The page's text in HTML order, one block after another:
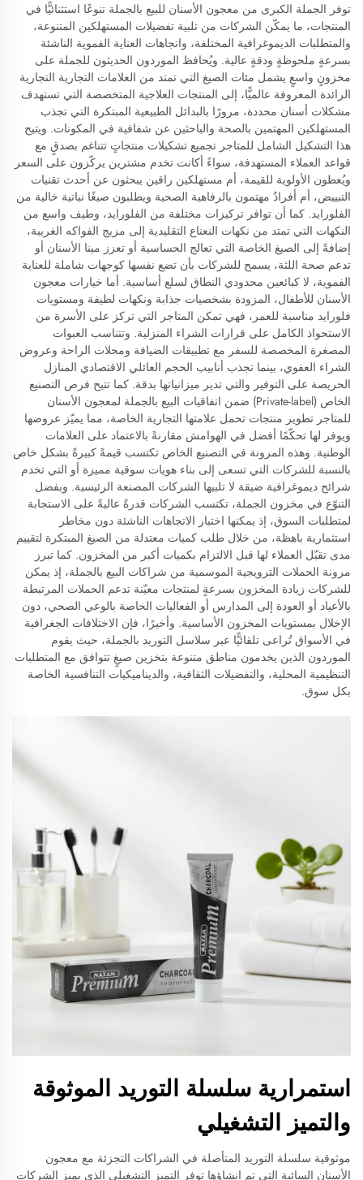
توفر الجملة الكبرى من معجون الأسنان للبيع بالجملة تنوعًا استثنائيًّا في
المنتجات، ما يمكّن الشركات من تلبية تفضيلات المستهلكين المتنوعة،
والمتطلبات الديموغرافية المختلفة، واتجاهات العناية الفموية الناشئة
بسرعةٍ ملحوظةٍ ودقةٍ عالية. ويُحافظ الموردون الحديثون للجملة على
مخزونٍ واسعٍ يشمل مئات الصيغ التي تمتد من العلامات التجارية التجارية
الرائدة المعروفة عالميًّا، إلى المنتجات العلاجية المتخصصة التي تستهدف
مشكلات أسنان محددة، مرورًا بالبدائل الطبيعية المبتكرة التي تجذب
المستهلكين المهتمين بالصحة والباحثين عن شفافية في المكونات. ويتيح
هذا التشكيل الشامل للمتاجر تجميع تشكيلات منتجاتٍ تتناغم بصدقٍ مع
قواعد العملاء المستهدفة، سواءً أكانت تخدم مشترين يركّزون على السعر
ويُعطون الأولوية للقيمة، أم مستهلكين راقين يبحثون عن أحدث تقنيات
التبييض، أم أفرادٌ مهتمون بالرفاهية الصحية ويطلبون صيغًا نباتية خالية من
الفلورايد. كما أن توافر تركيزات مختلفة من الفلورايد، وطيف واسع من
النكهات التي تمتد من نكهات النعناع التقليدية إلى مزيج الفواكه الغريبة،
إضافةً إلى الصيغ الخاصة التي تعالج الحساسية أو تعزز مينا الأسنان أو
تدعم صحة اللثة، يسمح للشركات بأن تضع نفسها كوجهات شاملة للعناية
الفموية، لا كبائعين محدودي النطاق لسلع أساسية. أما خيارات معجون
الأسنان للأطفال، المزودة بشخصيات جذابة ونكهات لطيفة ومستويات
فلورايد مناسبة للعمر، فهي تمكن المتاجر التي تركز على الأسرة من
الاستحواذ الكامل على قرارات الشراء المنزلية. وتتناسب العبوات
المصغرة المخصصة للسفر مع تطبيقات الضيافة ومحلات الراحة وعروض
الشراء العفوي، بينما تجذب أنابيب الحجم العائلي الاقتصادي المنازل
الحريصة على التوفير والتي تدير ميزانياتها بدقة. كما تتيح فرص التصنيع
الخاص (Private-label) ضمن اتفاقيات البيع بالجملة لمعجون الأسنان
للمتاجر تطوير منتجات تحمل علامتها التجارية الخاصة، مما يميّز عروضها
ويوفر لها تحكّمًا أفضل في الهوامش مقارنةً بالاعتماد على العلامات
الوطنية. وهذه المرونة في التصنيع الخاص تكتسب قيمةً كبيرةً بشكل خاص
بالنسبة للشركات التي تسعى إلى بناء هويات سوقية مميزة أو التي تخدم
شرائح ديموغرافية ضيقة لا تلبيها الشركات المصنعة الرئيسية. وبفضل
التنوّع في مخزون الجملة، تكتسب الشركات قدرةً عاليةً على الاستجابة
لمتطلبات السوق، إذ يمكنها اختبار الاتجاهات الناشئة دون مخاطر
استثمارية باهظة، من خلال طلب كميات معتدلة من الصيغ المبتكرة لتقييم
مدى تقبّل العملاء لها قبل الالتزام بكميات أكبر من المخزون. كما تبرز
مرونة الحملات الترويجية الموسمية من شراكات البيع بالجملة، إذ يمكن
للشركات زيادة المخزون بسرعةٍ لمنتجات معيّنة تدعم الحملات المرتبطة
بالأعياد أو العودة إلى المدارس أو الفعاليات الخاصة بالوعي الصحي، دون
الإخلال بمستويات المخزون الأساسية. وأخيرًا، فإن الاختلافات الجغرافية
في الأسواق تُراعى تلقائيًّا عبر سلاسل التوريد بالجملة، حيث يقوم
الموردون الذين يخدمون مناطق متنوعة بتخزين صيغٍ تتوافق مع المتطلبات
التنظيمية المحلية، والتفضيلات الثقافية، والديناميكيات التنافسية الخاصة
بكل سوق.
استمرارية سلسلة التوريد الموثوقة
والتميز التشغيلي
موثوقية سلسلة التوريد المتأصلة في الشراكات التجزئة مع معجون
الأسنان السائبة التي تم إنشاؤها توفر التميز التشغيلي الذي يميز الشركات